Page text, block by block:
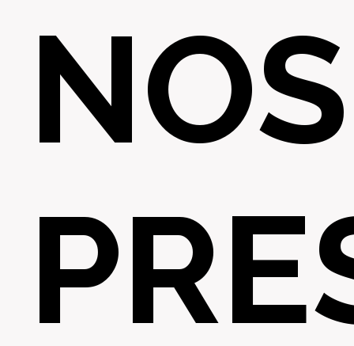
NOS